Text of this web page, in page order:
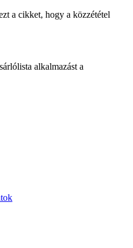
a cikket, hogy a közzététel
alkalmazást a